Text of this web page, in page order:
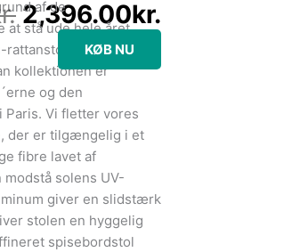
2,995.00kr..
2,396.00kr.
KØB NU
af de
at stå ude hele året
har armlæn
kollektionen er
og den
Paris. Vi fletter vores
der er tilgængelig i et
fibre lavet af
solens UV-
giver en slidstærk
stolen en hyggelig
spisebordstol